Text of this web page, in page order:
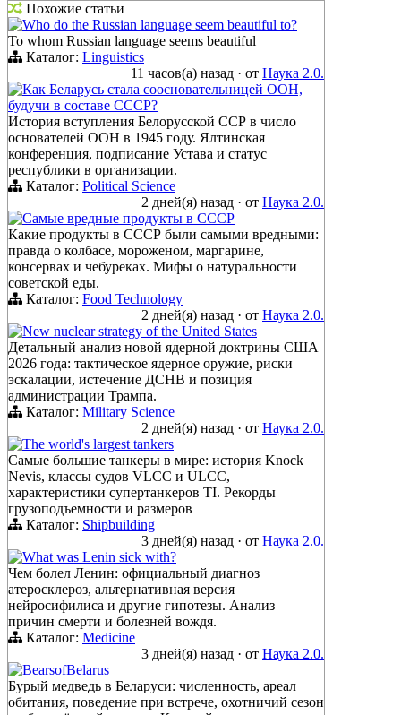
Похожие статьи
Who do the Russian language seem beautiful to?
To whom Russian language seems beautiful
Каталог: Linguistics
11 часов(а) назад · от Наука 2.0.
Как Беларусь стала соосновательницей ООН,
будучи в составе СССР?
История вступления Белорусской ССР в число
основателей ООН в 1945 году. Ялтинская
конференция, подписание Устава и статус
республики в организации.
Каталог: Political Science
2 дней(я) назад · от Наука 2.0.
Самые вредные продукты в СССР
Какие продукты в СССР были самыми вредными:
правда о колбасе, мороженом, маргарине,
консервах и чебуреках. Мифы о натуральности
советской еды.
Каталог: Food Technology
2 дней(я) назад · от Наука 2.0.
New nuclear strategy of the United States
Детальный анализ новой ядерной доктрины США
2026 года: тактическое ядерное оружие, риски
эскалации, истечение ДСНВ и позиция
администрации Трампа.
Каталог: Military Science
2 дней(я) назад · от Наука 2.0.
The world's largest tankers
Самые большие танкеры в мире: история Knock
Nevis, классы судов VLCC и ULCC,
характеристики супертанкеров TI. Рекорды
грузоподъемности и размеров
Каталог: Shipbuilding
3 дней(я) назад · от Наука 2.0.
What was Lenin sick with?
Чем болел Ленин: официальный диагноз
атеросклероз, альтернативная версия
нейросифилиса и другие гипотезы. Анализ
причин смерти и болезней вождя.
Каталог: Medicine
3 дней(я) назад · от Наука 2.0.
BearsofBelarus
Бурый медведь в Беларуси: численность, ареал
обитания, поведение при встрече, охотничий сезон